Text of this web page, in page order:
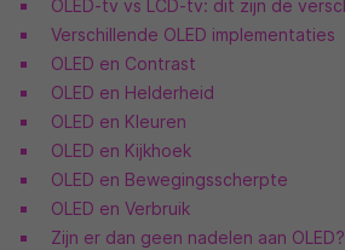
OLED-tv vs LCD-tv: dit zijn de
Verschillende OLED implementaties
OLED en Contrast
OLED en Helderheid
OLED en Kleuren
OLED en Kijkhoek
OLED en Bewegingsscherpte
OLED en Verbruik
Zijn er dan geen nadelen aan OLED?